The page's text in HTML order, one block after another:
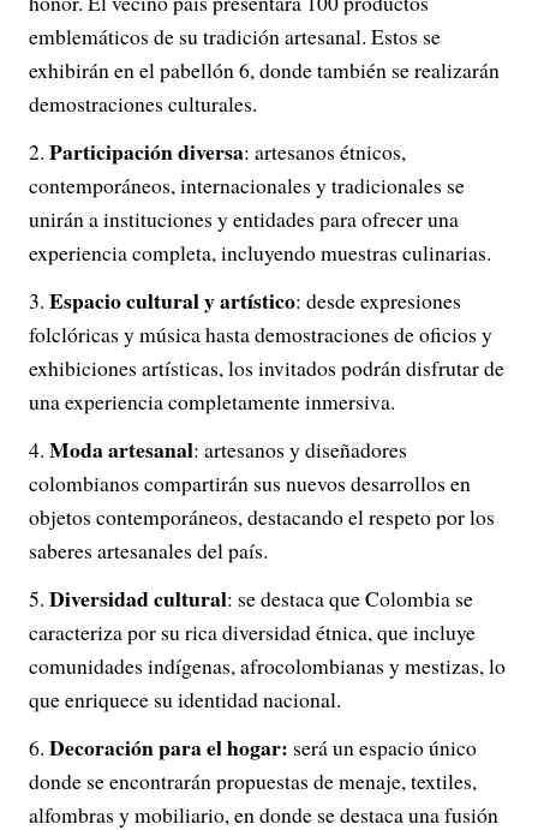
emblemáticos de su tradición artesanal. Estos se
exhibirán en el pabellón 6, donde también se realizarán
demostraciones culturales.
Participación diversa: artesanos étnicos,
contemporáneos, internacionales y tradicionales se
unirán a instituciones y entidades para ofrecer una
experiencia completa, incluyendo muestras culinarias.
Espacio cultural y artístico: desde expresiones
folclóricas y música hasta demostraciones de oficios y
exhibiciones artísticas, los invitados podrán disfrutar de
una experiencia completamente inmersiva.
Moda artesanal: artesanos y diseñadores
colombianos compartirán sus nuevos desarrollos en
objetos contemporáneos, destacando el respeto por los
saberes artesanales del país.
Diversidad cultural: se destaca que Colombia se
caracteriza por su rica diversidad étnica, que incluye
comunidades indígenas, afrocolombianas y mestizas, lo
que enriquece su identidad nacional.
Decoración para el hogar: será un espacio único
donde se encontrarán propuestas de menaje, textiles,
alfombras y mobiliario, en donde se destaca una fusión